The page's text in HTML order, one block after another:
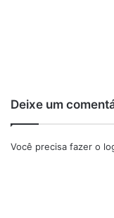
Deixe um
Você precisa fazer o